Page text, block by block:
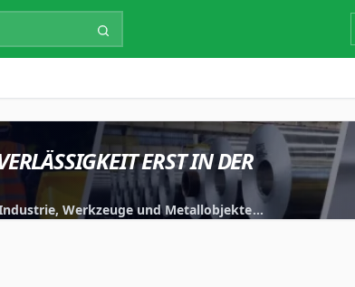
ERST IN DER
Werkzeuge und Metallobjekte